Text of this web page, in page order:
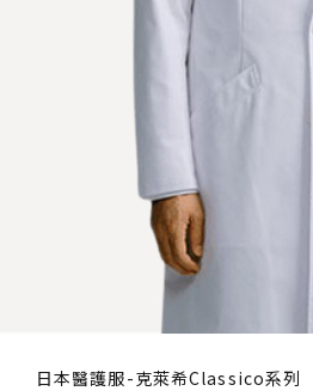
日本醫護服-克萊希Classico系列